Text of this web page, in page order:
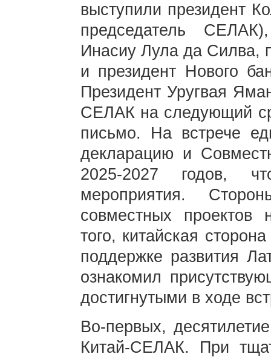
выступили президент
председатель
Инасиу Лула да Силва,
и президент Нового
Президент Уругвая
СЕЛАК на следующий
письмо. На встрече
декларацию и
2025-2027 годов,
мероприятия.
совместных проектов
того, китайская
поддержке развития
ознакомил
достигнутыми в ходе
Во-первых,
Китай-СЕЛАК. При